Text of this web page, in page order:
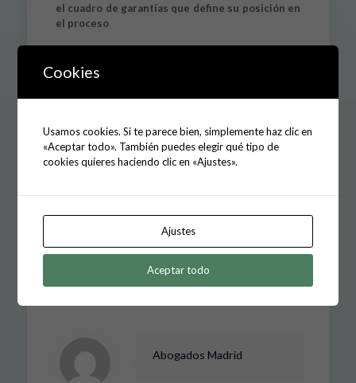
el cuadro de garantías que define su posición en
el proceso
de 17 de Mayo de 2013, Recurso Nº:
10009/2013. Ponente: Excmo. Sr. D. Manuel
víctima ha de ser el resultado de una valoración de
su testimonio junto a los demás elementos de
prueba ofrecidos por el Fiscal y el resto de las
su testimonio ha de ser resuelta, siempre y en todo
caso, mediante un dictamen psicológico acerca de su
grado de fabulación, no puede ser aceptada por la
Abogados Madrid
Cookies
Usamos cookies. Si te parece bien, simplemente haz clic en
«Aceptar todo». También puedes elegir qué tipo de
cookies quieres haciendo clic en «Ajustes».
Ajustes
Aceptar todo